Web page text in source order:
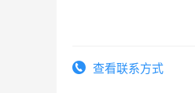
查看联系方式